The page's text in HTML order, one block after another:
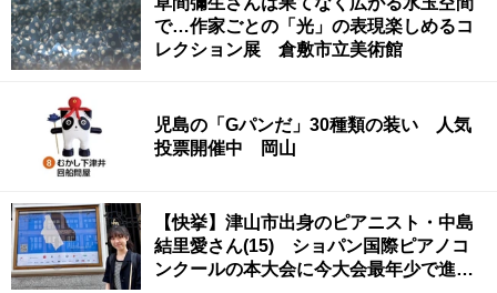
で…作家ごとの「光」の表現楽しめるコ
レクション展 倉敷市立美術館
児島の「Gパンだ」30種類の装い 人気
投票開催中 岡山
【快挙】津山市出身のピアニスト・中島
結里愛さん(15) ショパン国際ピアノコ
ンクールの本大会に今大会最年少で進